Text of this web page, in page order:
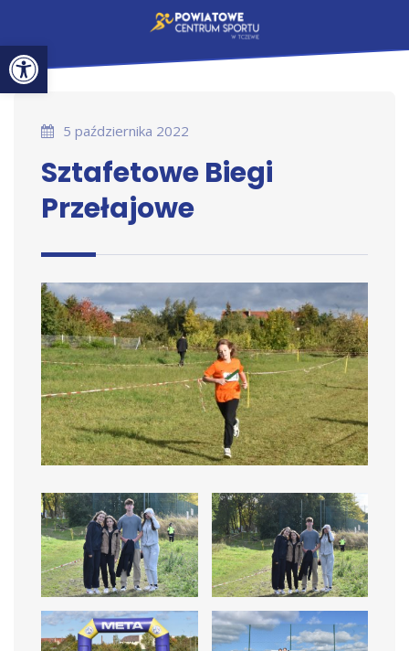
Otwórz pasek narzędzi
5 października 2022
Sztafetowe Biegi
Przełajowe